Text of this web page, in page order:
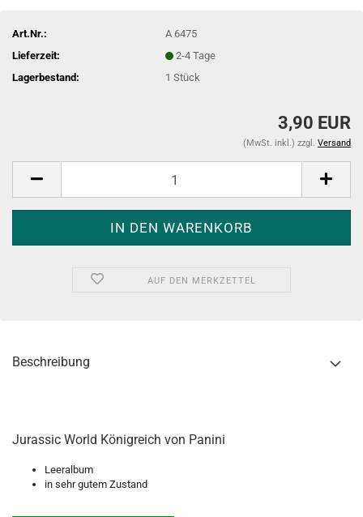
Art.Nr.:
A 6475
Lieferzeit:
2-4 Tage
Lagerbestand:
1Stück
3,90 EUR
(MwSt. inkl.) zzgl. Versand
AUF DEN MERKZETTEL
Beschreibung
Jurassic World Königreich von Panini
Leeralbum
in sehr gutem Zustand